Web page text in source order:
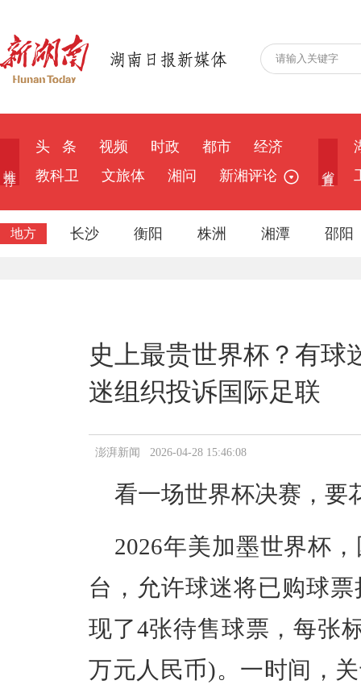
头 条 视频 时政 都市
经济
教科卫
文旅体 湘问 新湘评论
地方 长沙 衡阳 株洲 湘潭 邵阳
史上最贵世界杯？有球
迷组织投诉国际足联
澎湃新闻 2026-04-28 15:46:08
看一场世界杯决赛，要
2026年美加墨世界杯
台，允许球迷将已购球
现了4张待售球票，每张
万元人民币)。一时间，